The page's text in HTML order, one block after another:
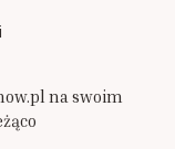
na swoim